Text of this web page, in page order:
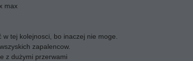
max
tej kolejnosci, bo inaczej nie moge.
zapalencow.
z dużymi przerwami